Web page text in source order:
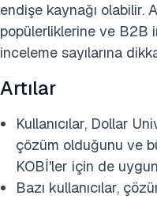
endişe kaynağı olabilir.
popülerliklerine ve B2B
inceleme sayılarına
Artılar
Kullanıcılar, Dollar
çözüm olduğunu ve
KOBİ'ler için de
Bazı kullanıcılar,